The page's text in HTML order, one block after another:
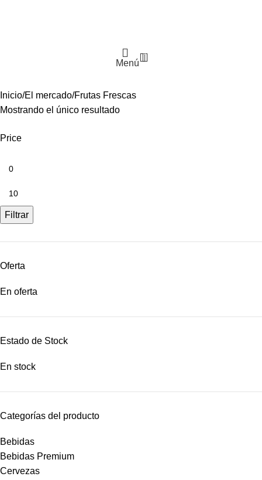
Menú
0
Inicio El mercado Frutas Frescas
Mostrando el único resultado
Price
Filtrar
Oferta
En oferta
Estado de Stock
En stock
Categorías del producto
Bebidas
Bebidas Premium
Cervezas